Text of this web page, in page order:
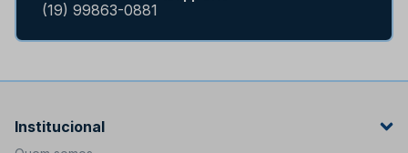
(19) 99863-0881
Institucional